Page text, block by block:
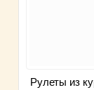
Рулеты из